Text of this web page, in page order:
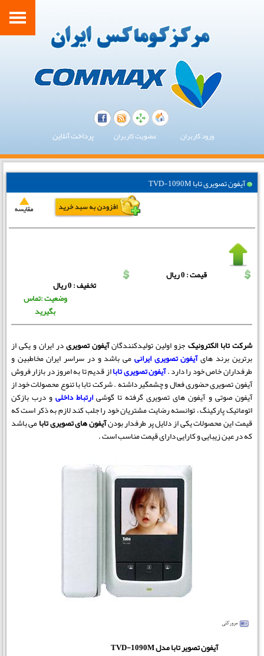
ورود کاربران عضویت کاربران پرداخت آنلاین
آیفون تصویری تابا TVD-1090M
قیمت : 0 ریال
تخفیف : 0 ریال
وضعیت :تماس
بگیرید
شرکت تابا الکترونیکجزو اولین تولیدکنندگانآیفون تصویریدر ایران و یکی از
برترین برند هایآیفون تصویری ایرانیمی باشد و در سراسر ایران مخاطبین و
طرفداران خاص خود را دارد .آیفون تصویری تابااز قدیم تا به امروز در بازار فروش
آیفون تصویری حضوری فعال و چشمگیر داشته . شرکت تابا با تنوع محصولات خود از
آیفون صوتی و آیفون های تصویری گرفته تا گوشیارتباط داخلیو درب بازکن
اتوماتیک پارکینگ ، توانسته رضایت مشتریان خود را جلب کند لازم به ذکر است که
قیمت این محصولات یکی از دلایل پر طرفدار بودنآیفون های تصویری تابامی باشد
که در عین زیبایی و کارایی دارای قیمت مناسب است .
آیفون تصویر تابا مدل TVD-1090M